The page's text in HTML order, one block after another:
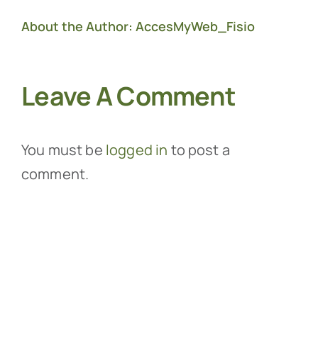
About the Author: AccesMyWeb_Fisio
Leave A Comment
You must be logged in to post a
comment.